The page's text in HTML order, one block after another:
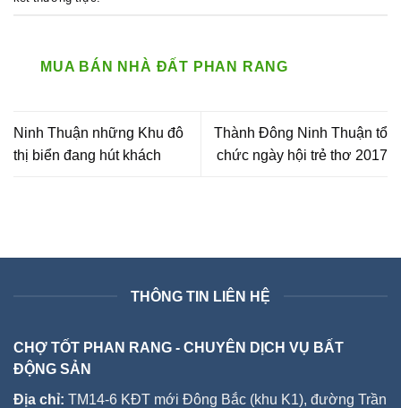
MUA BÁN NHÀ ĐẤT PHAN RANG
Ninh Thuận những Khu đô
thị biển đang hút khách
Thành Đông Ninh Thuận tổ
chức ngày hội trẻ thơ 2017
THÔNG TIN LIÊN HỆ
CHỢ TỐT PHAN RANG - CHUYÊN DỊCH VỤ BẤT
ĐỘNG SẢN
Địa chỉ: TM14-6 KĐT mới Đông Bắc (khu K1), đường Trần